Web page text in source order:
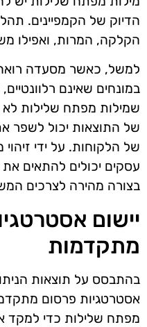
הדיוק של הקמפיינים.
הקלקה, המרות, ואפילו
למשל, כאשר מסעדה
במונחים שאינם
שמילות מפתח שלילות לא
של התוצאות יכול לשפר
של הלקוחות. על ידי זיהוי
עסקים יכולים להתאים
בצורה מהירה לצרכים
יישום
מתקדמות
בהתבסס על תוצאות
אסטרטגיות פרסום
מפתח שלילות כדי למקד